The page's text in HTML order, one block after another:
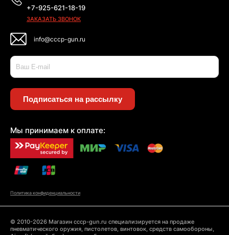
+7-925-621-18-19
ЗАКАЗАТЬ ЗВОНОК
info@cccp-gun.ru
Подписаться на рассылку
Мы принимаем к оплате:
Политика конфиденциальности
© 2010-2026 Магазин cccp-gun.ru специализируется на продаже
пневматического оружия, пистолетов, винтовок, средств самообороны,